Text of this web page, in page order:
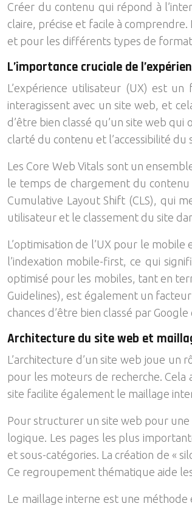
Créer du contenu qui répond à
claire, précise et facile à
et pour les différents types de
L’importance cruciale de
L’expérience utilisateur (UX) est
interagissent avec un site web, et
d’être bien classé qu’un site web
clarté du contenu et l’accessibilité du
Les Core Web Vitals sont un
le temps de chargement du
Cumulative Layout Shift (CLS), qui
utilisateur et le classement du site
L’optimisation de l’UX pour le
l’indexation mobile-first, ce qui
optimisé pour les mobiles, tant en
Guidelines), est également un
chances d’être bien classé par
Architecture du site web et
L’architecture d’un site web joue
pour les moteurs de recherche.
site facilite également le maillage
Pour structurer un site web pour
logique. Les pages les plus
et sous-catégories. La création de «
Ce regroupement thématique aide
Le maillage interne est une